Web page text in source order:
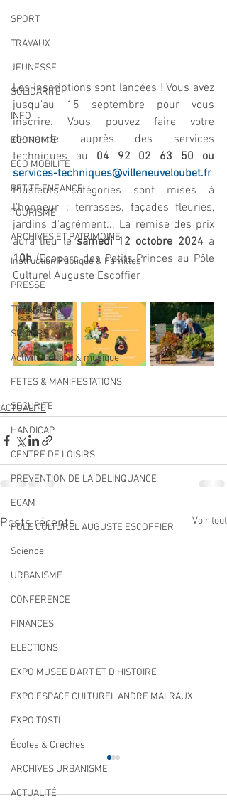
SPORT
TRAVAUX
JEUNESSE
SOLIDARITÉ
INFO
ECONOMIE
ECO MOBILITE
PETITE ENFANCE
TOURISME
ARCHIVES ET PATRIMOINE
Instruction Publique & Familles
PRESSE
TRANSPORT
SENIORS
Activité culture & musique
FETES & MANIFESTATIONS
SECURITE
HANDICAP
CENTRE DE LOISIRS
PREVENTION DE LA DELINQUANCE
ECAM
POLE CULTUREL AUGUSTE ESCOFFIER
Science
URBANISME
CONFERENCE
FINANCES
ELECTIONS
EXPO MUSEE D'ART ET D'HISTOIRE
EXPO ESPACE CULTUREL ANDRE MALRAUX
EXPO TOSTI
Écoles & Crèches
ARCHIVES URBANISME
ACTUALITÉ
Les inscriptions sont lancées ! Vous avez
jusqu'au 15 septembre pour vous
inscrire. Vous pouvez faire votre
demande auprès des services
techniques au
services-techniques@villeneuveloubet.fr
Plusieurs catégories sont mises à
l'honneur : terrasses, façades fleuries,
jardins d'agrément... La remise des prix
aura lieu le samedi 12 octobre 2024
10h (Ecoparc des Petits Princes au Pôle
Culturel Auguste Escoffier
ACTUALITÉ
Posts récents Voir tout